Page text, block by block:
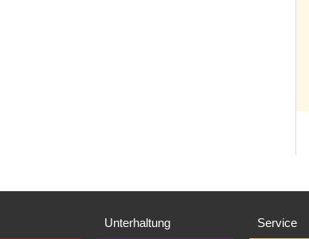
Unterhaltung Service